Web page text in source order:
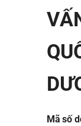
Mã số